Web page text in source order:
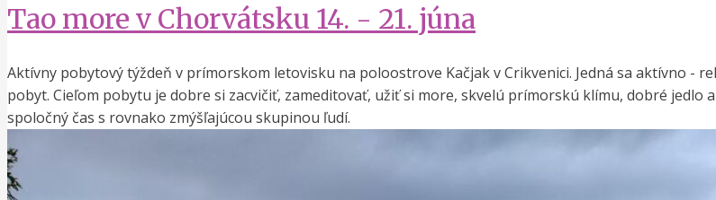
Tao more v Chorvátsku 14. - 21. júna
Aktívny pobytový týždeň v prímorskom letovisku na poloostrove Kačjak v Crikvenici. Jedná sa aktívno -
pobyt. Cieľom pobytu je dobre si zacvičiť, zameditovať, užiť si more, skvelú prímorskú klímu, dobré jedlo
spoločný čas s rovnako zmýšľajúcou skupinou ľudí.